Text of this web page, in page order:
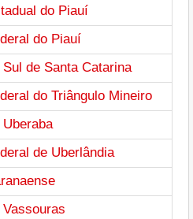
do Piauí
do Piauí
de Santa Catarina
do Triângulo Mineiro
de Uberlândia